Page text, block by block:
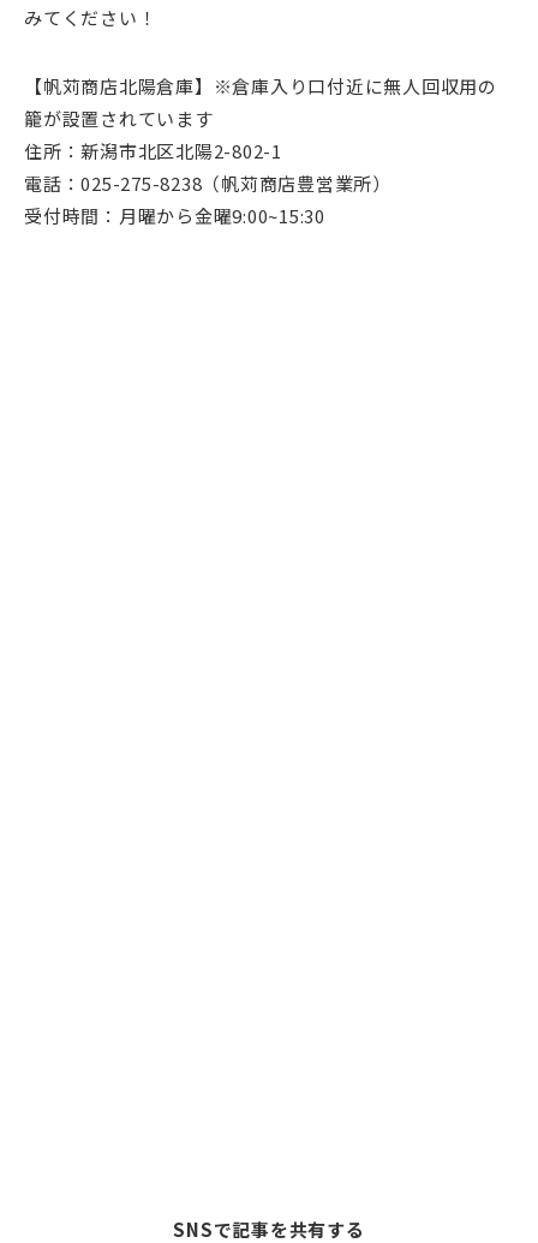
みてください！
【帆苅商店北陽倉庫】※倉庫入り口付近に無人回収用の
籠が設置されています
住所：新潟市北区北陽2-802-1
電話：025-275-8238（帆苅商店豊営業所）
受付時間：月曜から金曜9:00~15:30
SNSで記事を共有する